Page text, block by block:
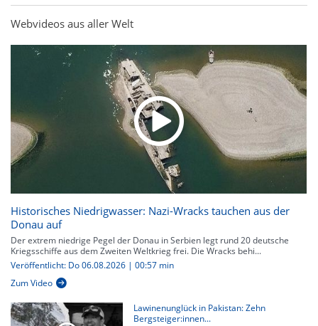
Webvideos aus aller Welt
Historisches Niedrigwasser: Nazi-Wracks tauchen aus der
Donau auf
Der extrem niedrige Pegel der Donau in Serbien legt rund 20 deutsche
Kriegsschiffe aus dem Zweiten Weltkrieg frei. Die Wracks behi...
Veröffentlicht: Do 06.08.2026 | 00:57 min
Zum Video
Lawinenunglück in Pakistan: Zehn
Bergsteiger:innen...